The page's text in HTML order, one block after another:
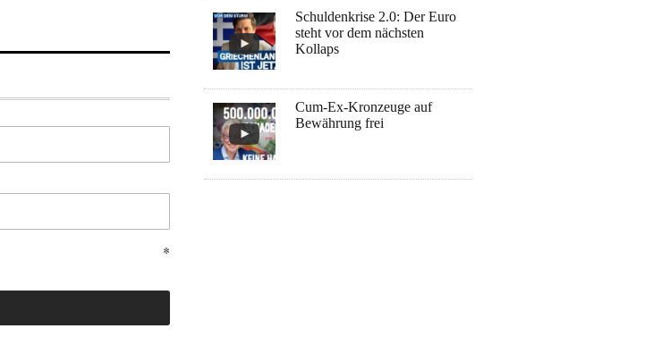
Schuldenkrise 2.0: Der Euro
steht vor dem nächsten
Kollaps
Cum-Ex-Kronzeuge auf
Bewährung frei